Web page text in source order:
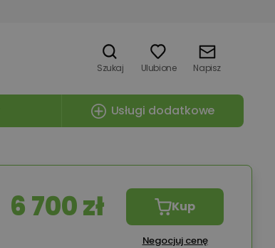
Szukaj Ulubione Napisz
Usługi dodatkowe
6 700 zł Kup
Negocjuj cenę